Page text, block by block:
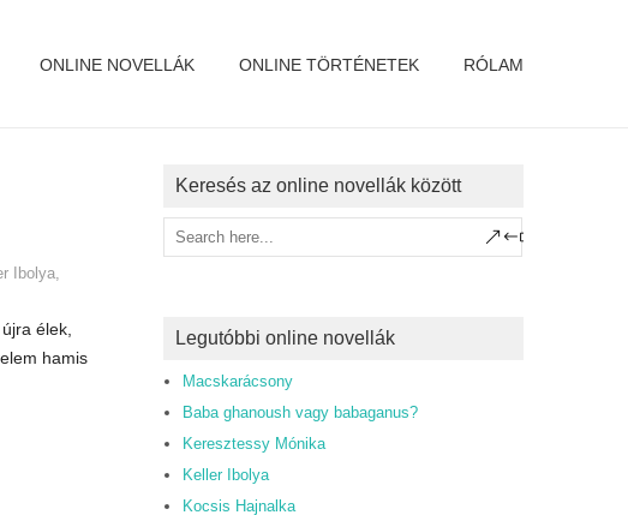
ONLINE NOVELLÁK ONLINE TÖRTÉNETEK RÓLAM
Ibolya,
élek,
hamis
Keresés az online novellák között
Legutóbbi online novellák
Macskarácsony
Baba ghanoush vagy babaganus?
Keresztessy Mónika
Keller Ibolya
Kocsis Hajnalka